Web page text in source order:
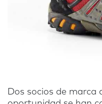
Dos socios de marca